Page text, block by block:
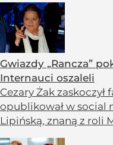
Gwiazdy „Rancza”
Internauci oszaleli
Cezary Żak zaskoczył
opublikował w social
Lipińską, znaną z roli